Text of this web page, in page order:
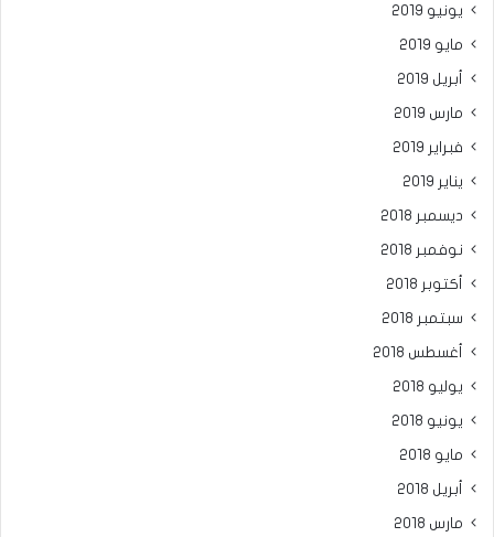
يونيو 2019
مايو 2019
أبريل 2019
مارس 2019
فبراير 2019
يناير 2019
ديسمبر 2018
نوفمبر 2018
أكتوبر 2018
سبتمبر 2018
أغسطس 2018
يوليو 2018
يونيو 2018
مايو 2018
أبريل 2018
مارس 2018